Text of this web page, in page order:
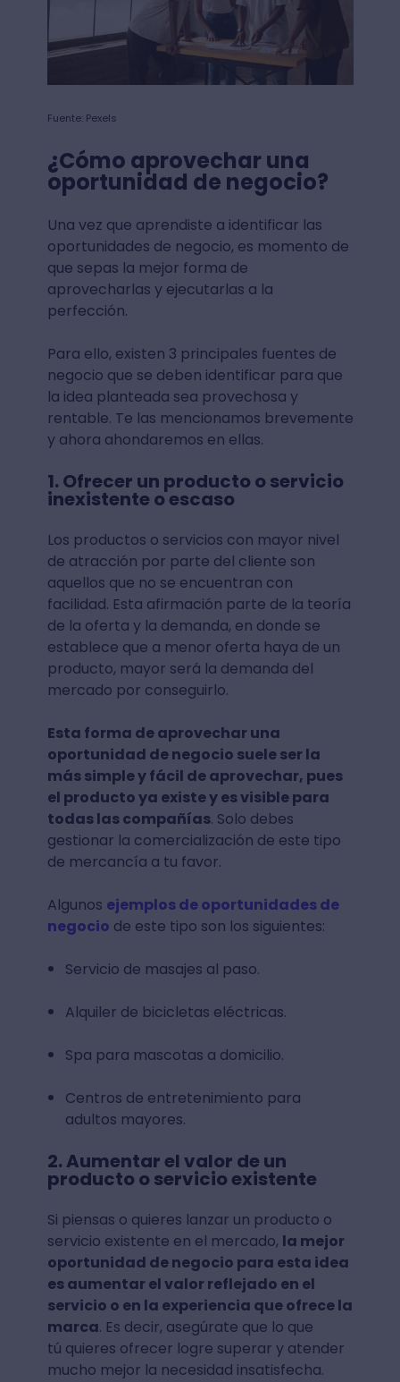
Fuente: Pexels
¿Cómo aprovechar una
oportunidad de negocio?
Una vez que aprendiste a identificar las
oportunidades de negocio, es momento de
que sepas la mejor forma de
aprovecharlas y ejecutarlas a la
perfección.
Para ello, existen 3 principales fuentes de
negocio que se deben identificar para que
la idea planteada sea provechosa y
rentable. Te las mencionamos brevemente
y ahora ahondaremos en ellas.
1. Ofrecer un producto o servicio
inexistente o escaso
Los productos o servicios con mayor nivel
de atracción por parte del cliente son
aquellos que no se encuentran con
facilidad. Esta afirmación parte de la teoría
de la oferta y la demanda, en donde se
establece que a menor oferta haya de un
producto, mayor será la demanda del
mercado por conseguirlo.
Esta forma de aprovechar una
oportunidad de negocio suele ser la
más simple y fácil de aprovechar, pues
el producto ya existe y es visible para
todas las compañías. Solo debes
gestionar la comercialización de este tipo
de mercancía a tu favor.
Algunos ejemplos de oportunidades de
negocio de este tipo son los siguientes:
Servicio de masajes al paso.
Alquiler de bicicletas eléctricas.
Spa para mascotas a domicilio.
Centros de entretenimiento para
adultos mayores.
2. Aumentar el valor de un
producto o servicio existente
Si piensas o quieres lanzar un producto o
servicio existente en el mercado, la mejor
oportunidad de negocio para esta idea
es aumentar el valor reflejado en el
servicio o en la experiencia que ofrece la
marca. Es decir, asegúrate que lo que
tú quieres ofrecer logre superar y atender
mucho mejor la necesidad insatisfecha.